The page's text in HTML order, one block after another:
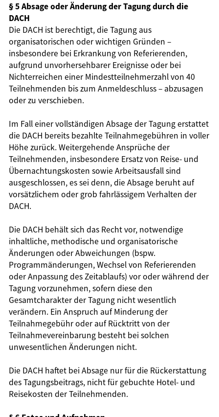
§ 5 Absage oder Änderung der Tagung durch die
DACH
Die DACH ist berechtigt, die Tagung aus
organisatorischen oder wichtigen Gründen –
insbesondere bei Erkrankung von Referierenden,
aufgrund unvorhersehbarer Ereignisse oder bei
Nichterreichen einer Mindestteilnehmerzahl von 40
Teilnehmenden bis zum Anmeldeschluss – abzusagen
oder zu verschieben.
Im Fall einer vollständigen Absage der Tagung erstattet
die DACH bereits bezahlte Teilnahmegebühren in voller
Höhe zurück. Weitergehende Ansprüche der
Teilnehmenden, insbesondere Ersatz von Reise- und
Übernachtungskosten sowie Arbeitsausfall sind
ausgeschlossen, es sei denn, die Absage beruht auf
vorsätzlichem oder grob fahrlässigem Verhalten der
DACH.
Die DACH behält sich das Recht vor, notwendige
inhaltliche, methodische und organisatorische
Änderungen oder Abweichungen (bspw.
Programmänderungen, Wechsel von Referierenden
oder Anpassung des Zeitablaufs) vor oder während der
Tagung vorzunehmen, sofern diese den
Gesamtcharakter der Tagung nicht wesentlich
verändern. Ein Anspruch auf Minderung der
Teilnahmegebühr oder auf Rücktritt von der
Teilnahmevereinbarung besteht bei solchen
unwesentlichen Änderungen nicht.
Die DACH haftet bei Absage nur für die Rückerstattung
des Tagungsbeitrags, nicht für gebuchte Hotel- und
Reisekosten der Teilnehmenden.